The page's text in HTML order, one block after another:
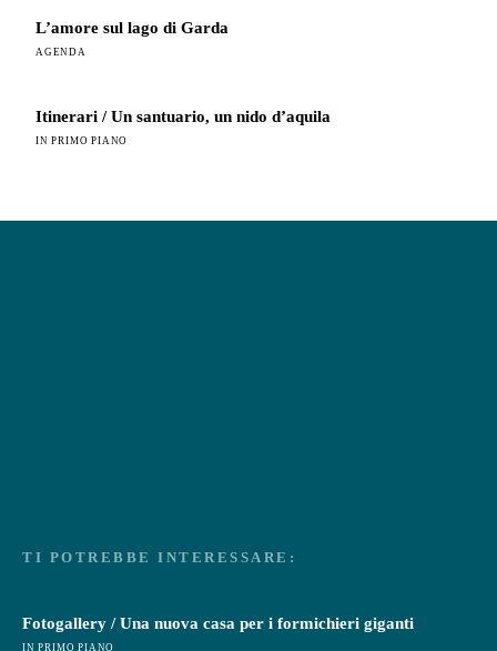
L’amore sul lago di Garda
AGENDA
Itinerari / Un santuario, un nido d’aquila
IN PRIMO PIANO
TI POTREBBE INTERESSARE:
Fotogallery / Una nuova casa per i formichieri giganti
IN PRIMO PIANO